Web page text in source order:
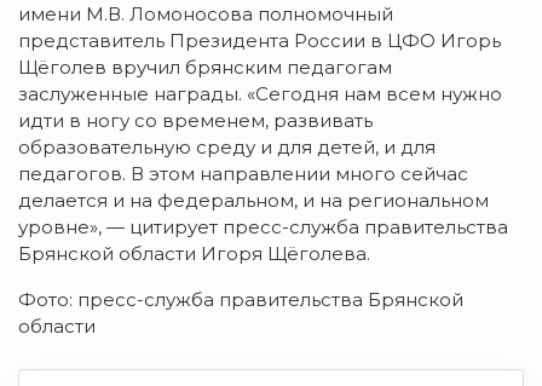
имени М.В. Ломоносова полномочный
представитель Президента России в ЦФО Игорь
Щёголев вручил брянским педагогам
заслуженные награды. «Сегодня нам всем нужно
идти в ногу со временем, развивать
образовательную среду и для детей, и для
педагогов. В этом направлении много сейчас
делается и на федеральном, и на региональном
уровне», — цитирует пресс-служба правительства
Брянской области Игоря Щёголева.
Фото: пресс-служба правительства Брянской
области